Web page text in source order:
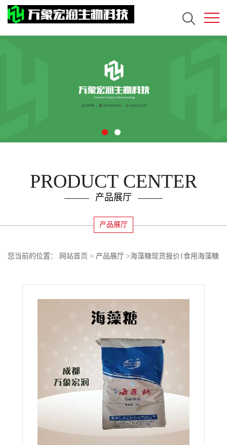
PRODUCT CENTER
产品展厅
产品展厅
您当前的位置： 网站首页 > 产品展厅 >海藻糖现货报价1食用海藻糖